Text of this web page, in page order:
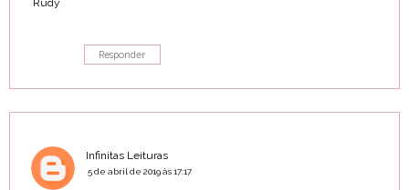
Responder
Infinitas Leituras
5 de abril de 2019 às 17:17